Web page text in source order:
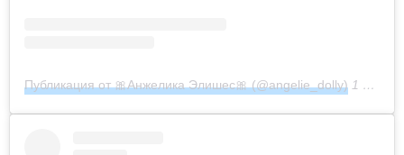
Публикация от 🎀Анжелика Элишес🎀 (@angelie_dolly) 1 Июн 2018 в 8:52 PDT